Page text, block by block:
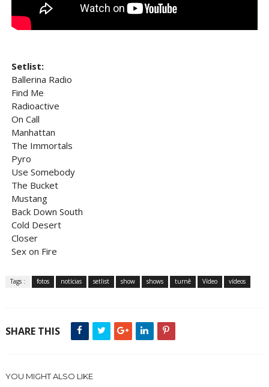
Setlist:
Ballerina Radio
Find Me
Radioactive
On Call
Manhattan
The Immortals
Pyro
Use Somebody
The Bucket
Mustang
Back Down South
Cold Desert
Closer
Sex on Fire
Tags : fotos notícias setlist show shows turnê Vídeo vídeos
SHARE THIS
YOU MIGHT ALSO LIKE